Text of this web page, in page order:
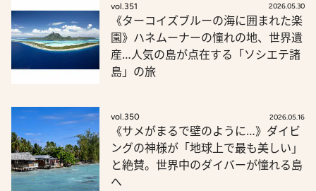
vol.351 2026.05.30
《ターコイズブルーの海に囲まれた楽
園》ハネムーナーの憧れの地、世界遺
産…人気の島が点在する「ソシエテ諸
島」の旅
vol.350 2026.05.16
《サメがまるで壁のように…》ダイビ
ングの神様が「地球上で最も美しい」
と絶賛。世界中のダイバーが憧れる島
へ